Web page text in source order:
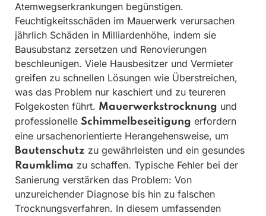
Atemwegserkrankungen begünstigen.
Feuchtigkeitsschäden im Mauerwerk verursachen
jährlich Schäden in Milliardenhöhe, indem sie
Bausubstanz zersetzen und Renovierungen
beschleunigen. Viele Hausbesitzer und Vermieter
greifen zu schnellen Lösungen wie Überstreichen,
was das Problem nur kaschiert und zu teureren
Folgekosten führt. Mauerwerkstrocknung und
professionelle Schimmelbeseitigung erfordern
eine ursachenorientierte Herangehensweise, um
Bautenschutz zu gewährleisten und ein gesundes
Raumklima zu schaffen. Typische Fehler bei der
Sanierung verstärken das Problem: Von
unzureichender Diagnose bis hin zu falschen
Trocknungsverfahren. In diesem umfassenden